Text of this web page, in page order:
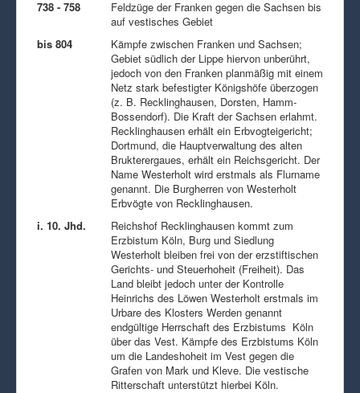
738 - 758
Feldzüge der Franken gegen die Sachsen bis
auf vestisches Gebiet
bis 804
Kämpfe zwischen Franken und Sachsen;
Gebiet südlich der Lippe hiervon unberührt,
jedoch von den Franken planmäßig mit einem
Netz stark befestigter Königshöfe überzogen
(z. B. Recklinghausen, Dorsten, Hamm-
Bossendorf). Die Kraft der Sachsen erlahmt.
Recklinghausen erhält ein Erbvogteigericht;
Dortmund, die Hauptverwaltung des alten
Brukterergaues, erhält ein Reichsgericht. Der
Name Westerholt wird erstmals als Flurname
genannt. Die Burgherren von Westerholt
Erbvögte von Recklinghausen.
i. 10. Jhd.
Reichshof Recklinghausen kommt zum
Erzbistum Köln, Burg und Siedlung
Westerholt bleiben frei von der erzstiftischen
Gerichts- und Steuerhoheit (Freiheit). Das
Land bleibt jedoch unter der Kontrolle
Heinrichs des Löwen Westerholt erstmals im
Urbare des Klosters Werden genannt
endgültige Herrschaft des Erzbistums Köln
über das Vest. Kämpfe des Erzbistums Köln
um die Landeshoheit im Vest gegen die
Grafen von Mark und Kleve. Die vestische
Ritterschaft unterstützt hierbei Köln.